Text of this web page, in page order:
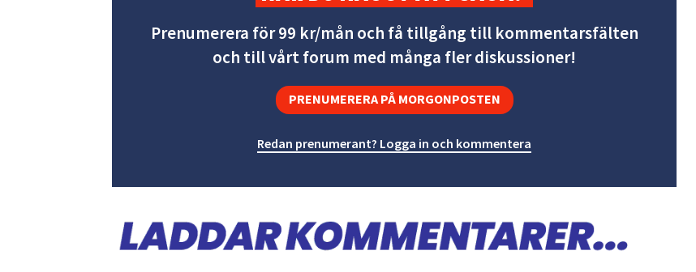
Prenumerera för 99 kr/mån och få tillgång till kommentarsfälten
och till vårt forum med många fler diskussioner!
PRENUMERERA PÅ MORGONPOSTEN
Redan prenumerant? Logga in och kommentera